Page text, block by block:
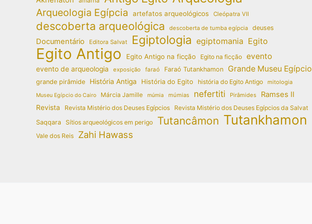
Arqueologia Egípcia artefatos arqueológicos Cleópatra VII
descoberta arqueológica descoberta de tumba egípcia deuses
Documentário Editora Salvat Egiptologia egiptomania Egito
Egito Antigo Egito Antigo na ficção Egito na ficção evento
evento de arqueologia exposição faraó Faraó Tutankhamon Grande Museu Egípcio
grande pirâmide História Antiga História do Egito história do Egito Antigo mitologia
Museu Egípcio do Cairo Márcia Jamille múmia múmias nefertiti Pirâmides Ramses II
Revista Revista Mistério dos Deuses Egípcios
Revista Mistério dos Deuses Egípcios da Salvat
Saqqara Sítios arqueológicos em perigo Tutancâmon Tutankhamon
Vale dos Reis Zahi Hawass